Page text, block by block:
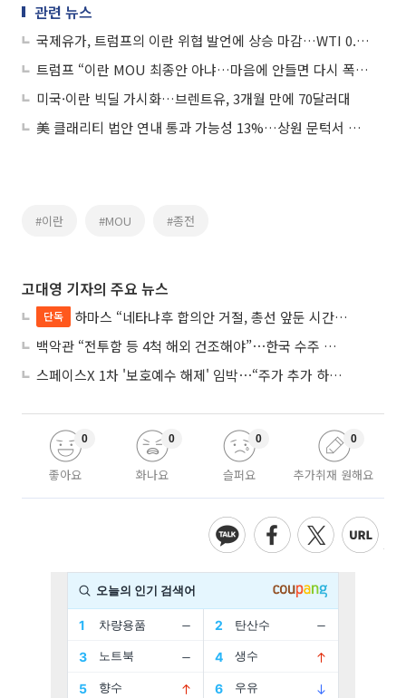
관련 뉴스
국제유가, 트럼프의 이란 위협 발언에 상승 마감…WTI 0.97%↑
트럼프 “이란 MOU 최종안 아냐…마음에 안들면 다시 폭탄 투하”
미국·이란 빅딜 가시화…브렌트유, 3개월 만에 70달러대
美 클래리티 법안 연내 통과 가능성 13%…상원 문턱서 제동
#이란 #MOU #종전
고대영 기자의 주요 뉴스
단독
하마스 “네타냐후 합의안 거절, 총선 앞둔 시간 끌기”
백악관 “전투함 등 4척 해외 건조해야”⋯한국 수주 기대
스페이스X 1차 '보호예수 해제' 임박⋯“주가 추가 하락 가능성”
좋아요
0
화나요
0
슬퍼요
0
추가취재 원해요
0